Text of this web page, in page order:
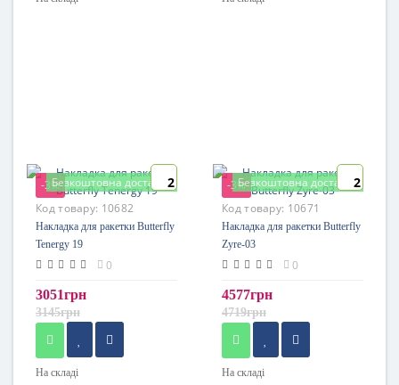
-3%Безкоштовна доставка2
Код товару: 10682
Накладка для ракетки Butterfly
Tenergy 19
0
3051грн
3145грн
На складі
-3%Безкоштовна доставка2
Код товару: 10671
Накладка для ракетки Butterfly
Zyre-03
0
4577грн
4719грн
На складі